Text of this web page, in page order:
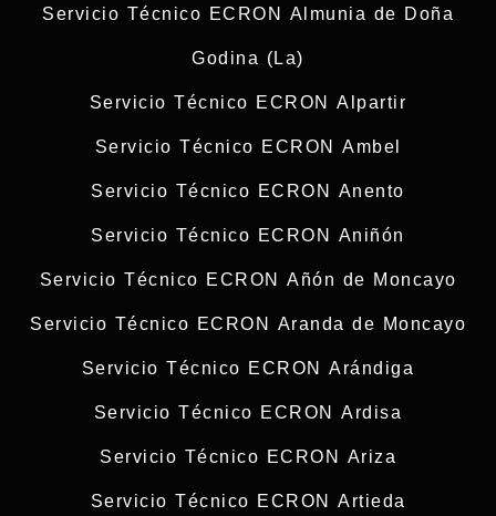
Servicio Técnico ECRON Almunia de Doña
Godina (La)
Servicio Técnico ECRON Alpartir
Servicio Técnico ECRON Ambel
Servicio Técnico ECRON Anento
Servicio Técnico ECRON Aniñón
Servicio Técnico ECRON Añón de Moncayo
Servicio Técnico ECRON Aranda de Moncayo
Servicio Técnico ECRON Arándiga
Servicio Técnico ECRON Ardisa
Servicio Técnico ECRON Ariza
Servicio Técnico ECRON Artieda